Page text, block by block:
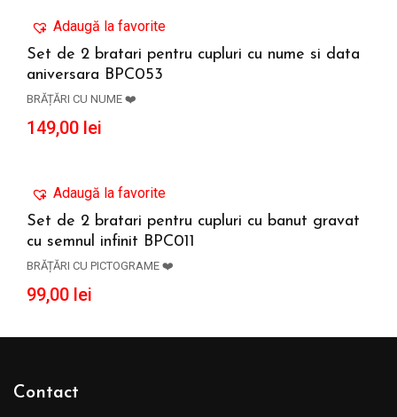
Adaugă la favorite
Set de 2 bratari pentru cupluri cu nume si data
aniversara BPC053
BRĂȚĂRI CU NUME ❤️
149,00 lei
Adaugă la favorite
Set de 2 bratari pentru cupluri cu banut gravat
cu semnul infinit BPC011
BRĂȚĂRI CU PICTOGRAME ❤️
99,00 lei
Contact